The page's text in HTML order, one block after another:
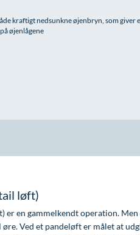
kraftigt nedsunkne øjenbryn, som giver
øjenlågene
løft)
er en gammelkendt operation.
Ved et pandeløft er målet at